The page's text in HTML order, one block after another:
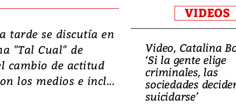
tarde se discutía en
"Tal Cual" de
cambio de actitud
los medios e incl...
VIDEOS
Japón: Terremoto
heridos y graves
en Kumamoto
Video, Catalina
‘Si la gente elige
criminales, las
sociedades
suicidarse’